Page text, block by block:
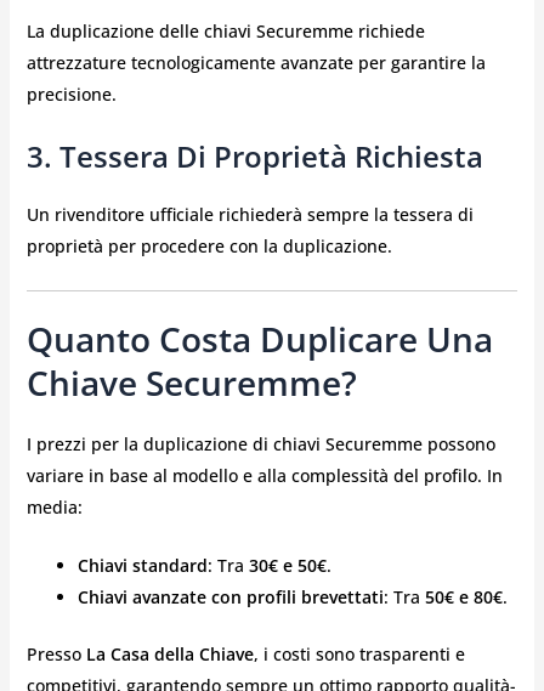
La duplicazione delle chiavi Securemme richiede
attrezzature tecnologicamente avanzate per garantire la
precisione.
3. Tessera Di Proprietà Richiesta
Un rivenditore ufficiale richiederà sempre la tessera di
proprietà per procedere con la duplicazione.
Quanto Costa Duplicare Una
Chiave Securemme?
I prezzi per la duplicazione di chiavi Securemme possono
variare in base al modello e alla complessità del profilo. In
media:
Chiavi standard: Tra 30€ e 50€.
Chiavi avanzate con profili brevettati: Tra 50€ e 80€.
Presso La Casa della Chiave, i costi sono trasparenti e
competitivi, garantendo sempre un ottimo rapporto qualità-